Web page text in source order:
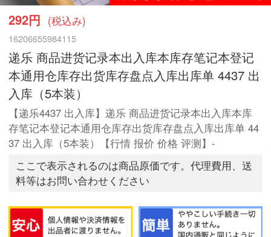
292円 (税込み)
16206655984115
递乐 商品进货记录本出入库本库存笔记本登记
本通用仓库存出货库存盘点入库出库单 4437 出
入库（5本装）
【递乐4437 出入库】递乐 商品进货记录本出入库本库
存笔记本登记本通用仓库存出货库存盘点入库出库单 44
37 出入库（5本装）【行情 报价 价格 评测】-
ここで表示されるのは商品原価です。代理費用、送
料等はお問い合わせください